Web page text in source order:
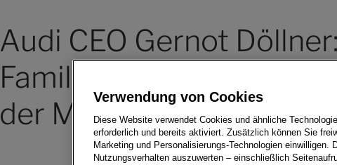
Audi CEO Gernot
Familie markiert
der Modelloffensive
Verwendung von Cookies
Diese Website verwendet Cookies und ähnliche
erforderlich und bereits aktiviert. Zusätzlich können Sie
Marketing und Personalisierungs-Technologien einwilligen.
Nutzungsverhalten auszuwerten – einschließlich